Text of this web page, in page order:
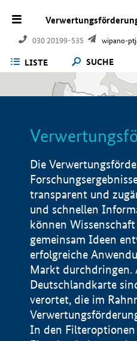
030 20199-535 wipano-
LISTE SUCHE
Die
transparent und
und schnellen
können
gemeinsam Ideen
erfolgreiche
Markt durchdringen.
Deutschlandkarte
verortet, die im
In den Filteroptionen